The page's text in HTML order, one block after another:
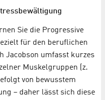
Sie die Progressive
für den beruflichen
Jacobson umfasst kurzes
Muskelgruppen (z.
von bewusstem
– daher lässt sich diese